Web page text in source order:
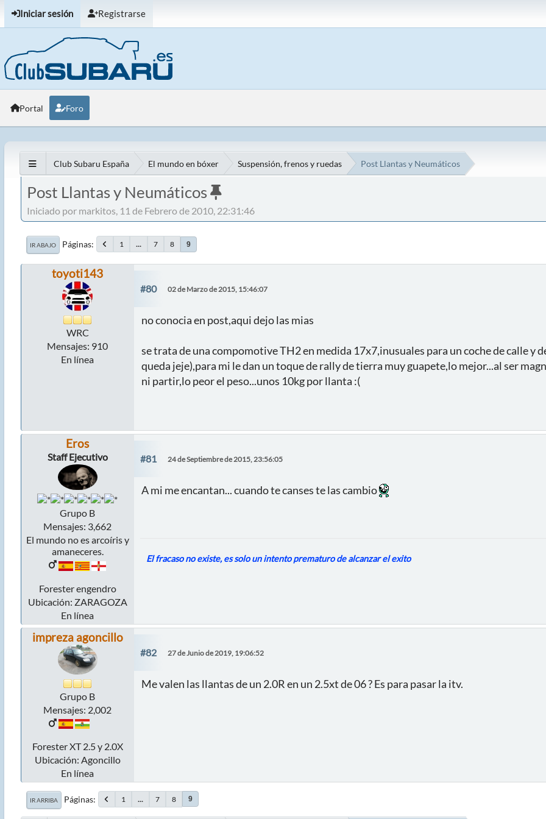
Iniciar sesión Registrarse
Portal Foro
Club Subaru España El mundo en bóxer Suspensión, frenos y ruedas Post Llantas y Neumáticos
Post Llantas y Neumáticos
Iniciado por markitos, 11 de Febrero de 2010, 22:31:46
IR ABAJO Páginas 1 ... 7 8 9
toyoti143
WRC
Mensajes: 910
En línea
#80 02 de Marzo de 2015, 15:46:07
no conocia en post,aqui dejo las mias
se trata de una compomotive TH2 en medida 17x7,inusuales para un coche de calle y
queda jeje),para mi le dan un toque de rally de tierra muy guapete,lo mejor...al ser
ni partir,lo peor el peso...unos 10kg por llanta :(
Eros
Staff Ejecutivo
Grupo B
Mensajes: 3,662
El mundo no es arcoíris y
amaneceres.
Forester engendro
Ubicación: ZARAGOZA
En línea
#81 24 de Septiembre de 2015, 23:56:05
A mi me encantan... cuando te canses te las cambio
El fracaso no existe, es solo un intento prematuro de alcanzar el exito
impreza agoncillo
Grupo B
Mensajes: 2,002
Forester XT 2.5 y 2.0X
Ubicación: Agoncillo
En línea
#82 27 de Junio de 2019, 19:06:52
Me valen las llantas de un 2.0R en un 2.5xt de 06 ? Es para pasar la itv.
IR ARRIBA Páginas 1 ... 7 8 9